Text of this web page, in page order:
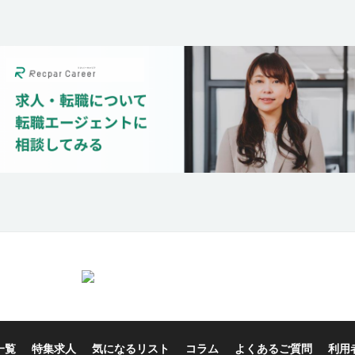
覧 特集求人 気になるリスト コラム よくあるご質問 利用